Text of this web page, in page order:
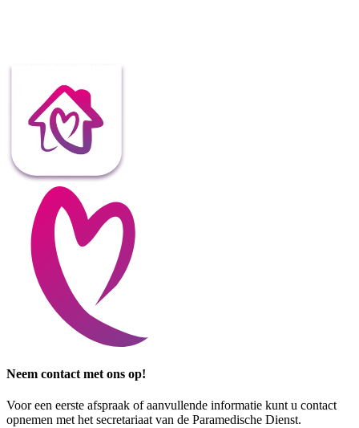
Neem contact met ons op!
Voor een eerste afspraak of aanvullende informatie kunt u contact
opnemen met het secretariaat van de Paramedische Dienst.